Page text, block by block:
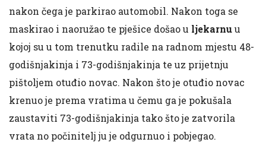
nakon čega je parkirao automobil. Nakon toga se
maskirao i naoružao te pješice došao u ljekarnuu
kojoj su u tom trenutku radile na radnom mjestu 48-
godišnjakinja i 73-godišnjakinja te uz prijetnju
pištoljem otuđio novac. Nakon što je otuđio novac
krenuo je prema vratima u čemu ga je pokušala
zaustaviti 73-godišnjakinja tako što je zatvorila
vrata no počinitelj ju je odgurnuo i pobjegao.